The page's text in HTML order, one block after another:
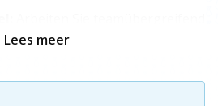
effektiven Windpark zu
Ihres Teams zum Einsatz:
Lees meer